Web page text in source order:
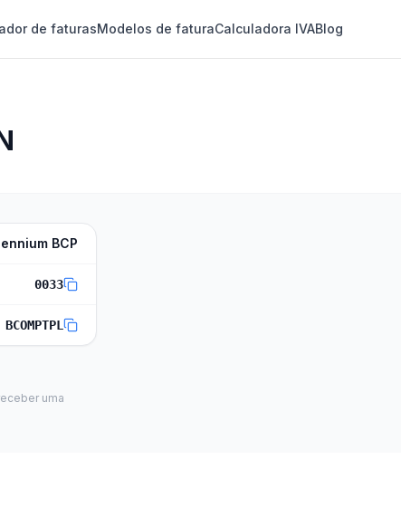
de faturasModelos de faturaCalculadora IVABlog
BCP
0033
BCOMPTPL
uma